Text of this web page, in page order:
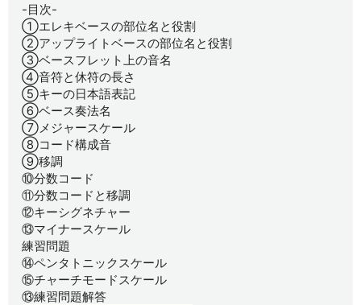
-目次-
①エレキベースの部位名と役割
②アップライトベースの部位名と役割
③ベースフレット上の音名
④音符と休符の長さ
⑤キーの日本語表記
⑥ベース奏法名
⑦メジャースケール
⑧コード構成音
⑨移調
⑩分数コード
⑪分数コードと移調
⑫キーシグネチャー
⑬マイナースケール
練習問題
⑭ペンタトニックスケール
⑮チャーチモードスケール
⑬練習問題解答